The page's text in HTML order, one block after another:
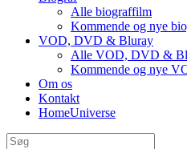
Alle biograffilm
Kommende og nye
VOD, DVD & Bluray
Alle VOD, DVD &
Kommende og nye
Om os
Kontakt
HomeUniverse